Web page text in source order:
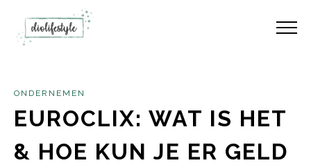
ONDERNEMEN
EUROCLIX: WAT IS HET
& HOE KUN JE ER GELD